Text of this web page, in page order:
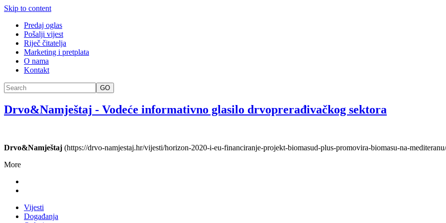
Skip to content
Predaj oglas
Pošalji vijest
Riječ čitatelja
Marketing i pretplata
O nama
Kontakt
GO
Drvo&Namještaj - Vodeće informativno glasilo drvoprerađivačkog sektora
Drvo&Namještaj (https://drvo-namjestaj.hr/vijesti/horizon-2020-i-eu-financiranje-projekt-biomasud-plus-promovira-biomasu-na-
More
Vijesti
Događanja